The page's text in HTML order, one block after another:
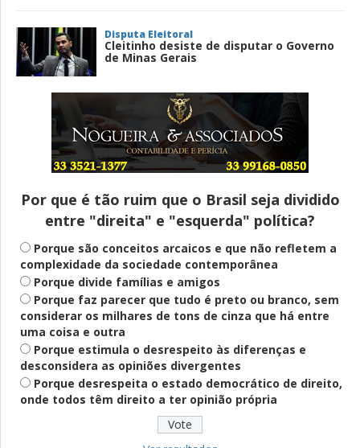
Disputa Eleitoral
Cleitinho desiste de disputar o Governo
de Minas Gerais
Entenda
Pix Pensão Alimentícia: entenda o que é
e como solicitar
Saúde Mental
Plataforma oferece escuta em saúde
mental para jovens no SUS Digital
Definido
PT lança Patrus Ananias como candidato
ao governo de Minas Gerais
Fies: pré-selecionados têm até terça
Por que é tão ruim que o Brasil seja dividido
entre "direita" e "esquerda" política?
Porque são conceitos arcaicos e que não refletem a
complexidade da sociedade contemporânea
Porque divide famílias e amigos
Porque faz parecer que tudo é preto ou branco, sem
considerar os milhares de tons de cinza que há entre
uma coisa e outra
Porque estimula o desrespeito às diferenças e
desconsidera as opiniões divergentes
Porque desrespeita o estado democrático de direito,
onde todos têm direito a ter opinião própria